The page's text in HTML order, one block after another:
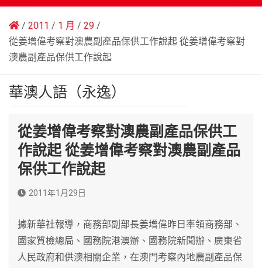
2011 1 月
29
從姜增偉考察對澳農副產品保供工作說起 從姜增偉考察對
澳農副產品保供工作說起
華澳人語（永逸）
從姜增偉考察對澳農副產品保供工
作說起 從姜增偉考察對澳農副產品
保供工作說起
2011年1月29日
據新華社報導，商務部副部長姜增偉昨日率領商務部、
國家質檢總局、國務院港澳辦、國務院新聞辦、廣東省
人民政府和供澳相關企業，在澳門考察內地農副產品保